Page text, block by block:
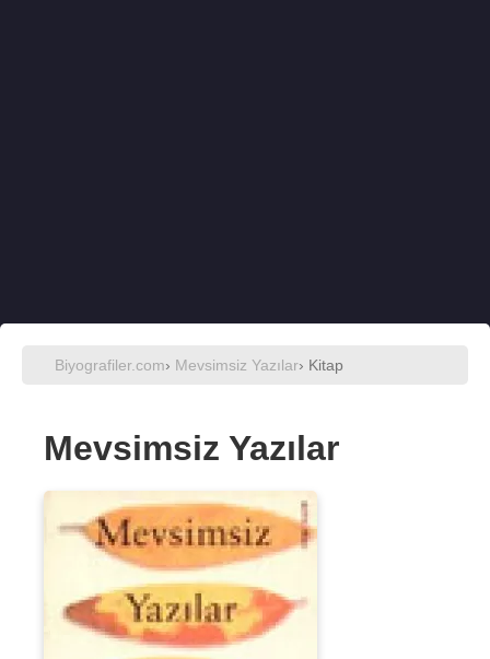
Biyografiler.com› Mevsimsiz Yazılar› Kitap
Mevsimsiz Yazılar